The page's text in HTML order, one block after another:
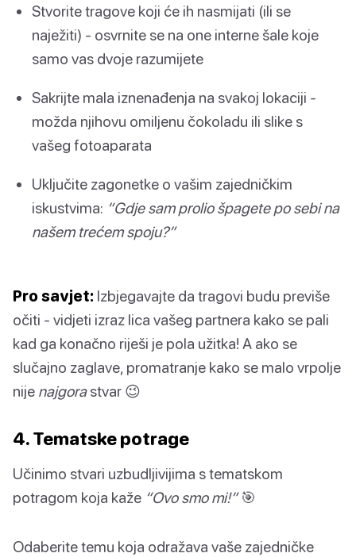
Stvorite tragove koji će ih nasmijati (ili se
naježiti) - osvrnite se na one interne šale koje
samo vas dvoje razumijete
Sakrijte mala iznenađenja na svakoj lokaciji -
možda njihovu omiljenu čokoladu ili slike s
vašeg fotoaparata
Uključite zagonetke o vašim zajedničkim
iskustvima: “Gdje sam prolio špagete po sebi na
našem trećem spoju?”
Pro savjet: Izbjegavajte da tragovi budu previše
očiti - vidjeti izraz lica vašeg partnera kako se pali
kad ga konačno riješi je pola užitka! A ako se
slučajno zaglave, promatranje kako se malo vrpolje
nije najgorastvar 😉
4. Tematske potrage
Učinimo stvari uzbudljivijima s tematskom
potragom koja kaže “Ovo smo mi!”🎯
Odaberite temu koja odražava vaše zajedničke